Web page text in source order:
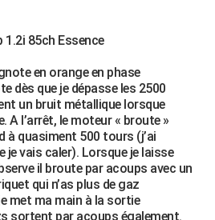
1.2i 85ch Essence
en orange en phase
dès que je dépasse les 2500
un bruit métallique lorsque
A l’arrêt, le moteur « broute »
à quasiment 500 tours (j’ai
je vais caler). Lorsque je laisse
il broute par acoups avec un
qui n’as plus de gaz
met ma main à la sortie
sortent par acoups également.